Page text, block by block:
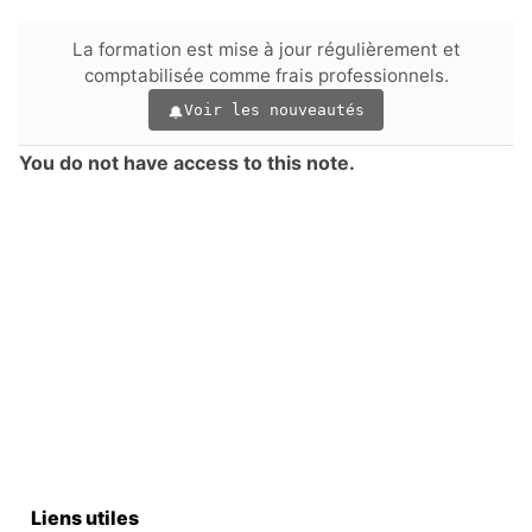
La formation est mise à jour régulièrement et
comptabilisée comme frais professionnels.
Voir les nouveautés
You do not have access to this note.
Liens utiles